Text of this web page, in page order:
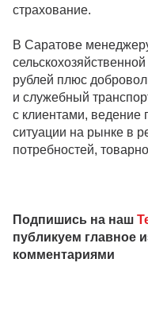
страхование.
В Саратове
рублей плюс
и служебный
с клиентами, ведение
ситуации на рынке в
потребностей,
Подпишись на наш
публикуем главное
комментариями